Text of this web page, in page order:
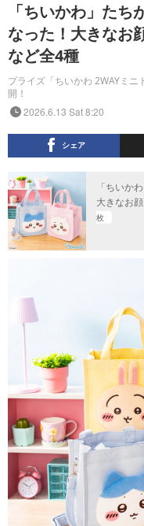
「ちいかわ」た
なった！大きなお
など全4種
プライズ「ちいかわ 2WAYミ
開！
2026.6.13 Sat 8:20
シェア
「ちいか
大きなお
枚